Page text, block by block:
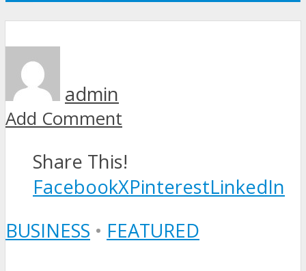
admin
Add Comment
Share This!
FacebookXPinterestLinkedIn
BUSINESS • FEATURED